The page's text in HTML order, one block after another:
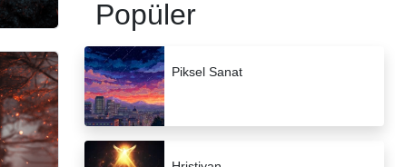
Popüler
Piksel Sanat